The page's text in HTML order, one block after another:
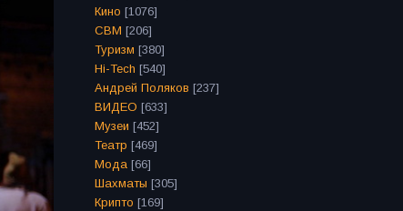
Кино [1076]
СВМ [206]
Туризм [380]
Hi-Tech [540]
Андрей Поляков [237]
ВИДЕО [633]
Музеи [452]
Театр [469]
Мода [66]
Шахматы [305]
Крипто [169]